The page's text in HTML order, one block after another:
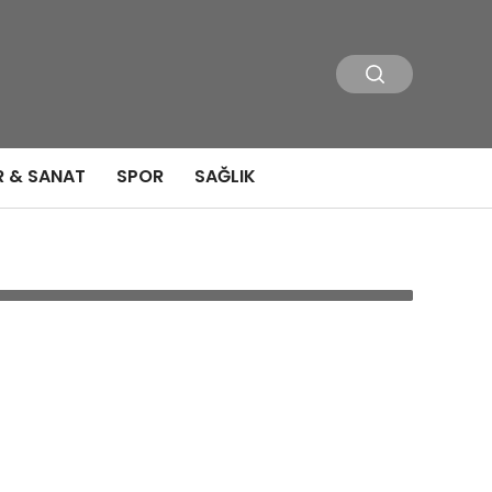
& SANAT SPOR SAĞLIK